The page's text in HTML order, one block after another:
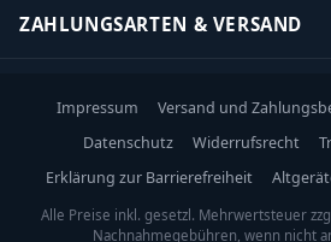
ZAHLUNGSARTEN & VERSAND
Impressum Versand und
Datenschutz
Widerrufsrecht
Erklärung zur Barrierefreiheit
Alle Preise inkl. gesetzl. Mehrwertsteuer
Nachnahmegebühren, wenn nicht